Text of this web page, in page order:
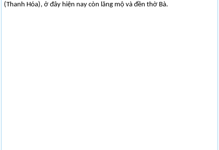
(Thanh Hóa), ở đây hiện nay còn lăng mộ và đền thờ Bà.